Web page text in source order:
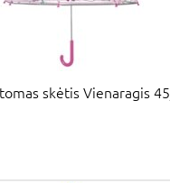
skėtis Vienaragis